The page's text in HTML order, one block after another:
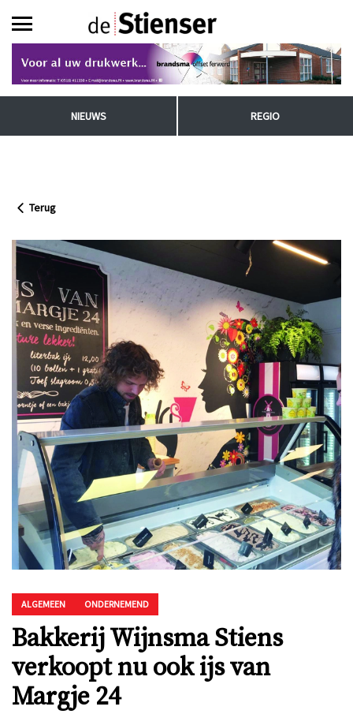
NIEUWS REGIO
Terug
ALGEMEEN ONDERNEMEND
Bakkerij Wijnsma Stiens
verkoopt nu ook ijs van
Margje 24